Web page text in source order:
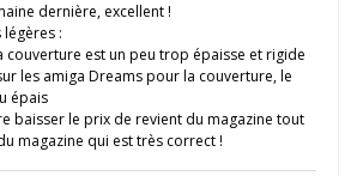
dernière, excellent !
:
couverture est un peu trop épaisse et rigide
les amiga Dreams pour la couverture, le
épais
baisser le prix de revient du magazine tout
magazine qui est très correct !